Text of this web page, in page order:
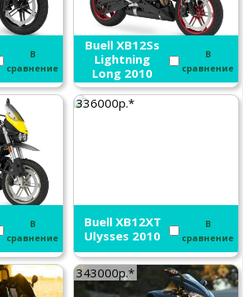
В
сравнение
Buell XB12Ss
Lightning
Long 2010
В
сравнение
В
сравнение
336000р.*
Buell XB12XT
Ulysses 2010
В
сравнение
343000р.*